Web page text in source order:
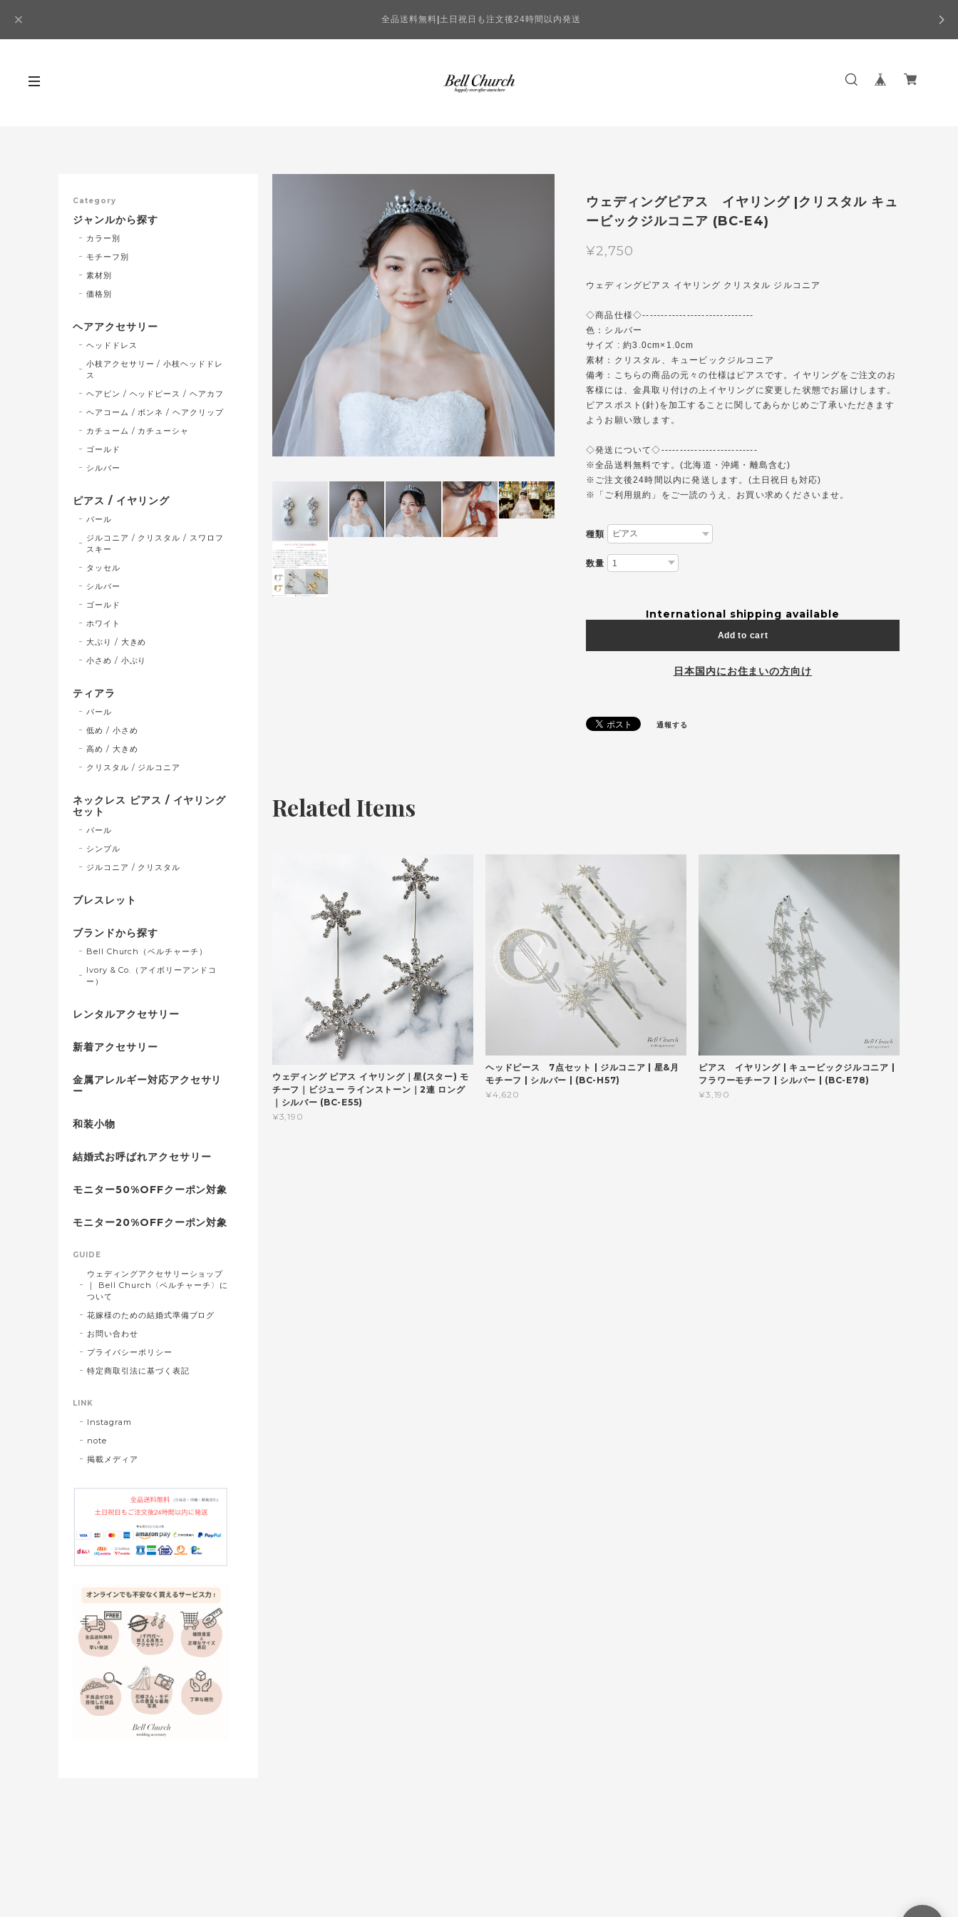
全品送料無料 土日祝日も注文後24時間以内発送
ウェディングピアス イヤリング |クリスタル キュ
ービックジルコニア (BC-E4)
¥2,750
ウェディングピアス イヤリング クリスタル ジルコニア
◇商品仕様◇------------------------------
色：シルバー
サイズ : 約3.0cm×1.0cm
素材：クリスタル、キュービックジルコニア
備考：こちらの商品の元々の仕様はピアスです。イヤリングをご注文のお
客様には、金具取り付けの上イヤリングに変更した状態でお届けします。
ピアスポスト(針)を加工することに関してあらかじめご了承いただきます
ようお願い致します。
◇発送について◇--------------------------
※全品送料無料です。(北海道・沖縄・離島含む)
※ご注文後24時間以内に発送します。(土日祝日も対応)
※「ご利用規約」をご一読のうえ、お買い求めくださいませ。
種類
数量
International shipping available
Add to cart
日本国内にお住まいの方向け
通報する
Related Items
ウェディング ピアス イヤリング｜星(スター) モ
チーフ｜ビジュー ラインストーン｜2連 ロング
｜シルバー (BC-E55)
¥3,190
ヘッドピース 7点セット | ジルコニア | 星&月
モチーフ | シルバー | (BC-H57)
¥4,620
ピアス イヤリング | キュービックジルコニア |
フラワーモチーフ | シルバー | (BC-E78)
¥3,190
Category
ジャンルから探す
カラー別
モチーフ別
素材別
価格別
ヘアアクセサリー
ヘッドドレス
小枝アクセサリー / 小枝ヘッドドレ
ス
ヘアピン / ヘッドピース / ヘアカフ
ヘアコーム / ボンネ / ヘアクリップ
カチューム / カチューシャ
ゴールド
シルバー
ピアス / イヤリング
パール
ジルコニア / クリスタル / スワロフ
スキー
タッセル
シルバー
ゴールド
ホワイト
大ぶり / 大きめ
小さめ / 小ぶり
ティアラ
パール
低め / 小さめ
高め / 大きめ
クリスタル / ジルコニア
ネックレス ピアス / イヤリング
セット
パール
シンプル
ジルコニア / クリスタル
ブレスレット
ブランドから探す
Bell Church（ベルチャーチ）
Ivory & Co.（アイボリーアンドコ
ー）
レンタルアクセサリー
新着アクセサリー
金属アレルギー対応アクセサリ
ー
和装小物
結婚式お呼ばれアクセサリー
モニター50%OFFクーポン対象
モニター20%OFFクーポン対象
GUIDE
ウェディングアクセサリーショップ
｜ Bell Church〈ベルチャーチ〉に
ついて
花嫁様のための結婚式準備ブログ
お問い合わせ
プライバシーポリシー
特定商取引法に基づく表記
LINK
Instagram
note
掲載メディア